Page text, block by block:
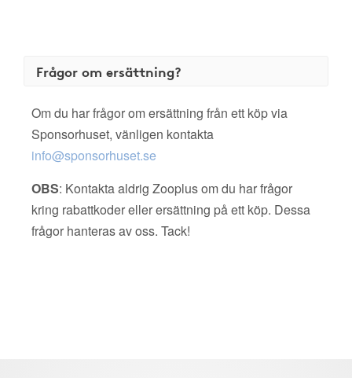
Frågor om ersättning?
Om du har frågor om ersättning från ett köp via
Sponsorhuset, vänligen kontakta
info@sponsorhuset.se
OBS: Kontakta aldrig Zooplus om du har frågor
kring rabattkoder eller ersättning på ett köp. Dessa
frågor hanteras av oss. Tack!